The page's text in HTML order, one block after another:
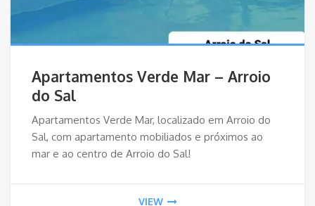
Apartamentos Verde Mar – Arroio
do Sal
Apartamentos Verde Mar, localizado em Arroio do
Sal, com apartamento mobiliados e próximos ao
mar e ao centro de Arroio do Sal!
VIEW